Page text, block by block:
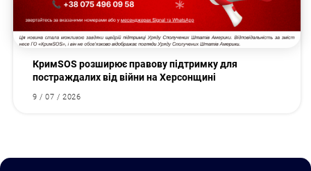
КримSOS розширює правову підтримку для
постраждалих від війни на Херсонщині
9 / 07 / 2026